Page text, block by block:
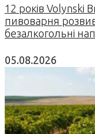
12 років Volynski
пивоварня
безалкогольні
05.08.2026